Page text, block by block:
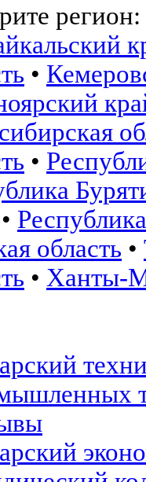
регион:
•
•
•
область •
• Ханты-